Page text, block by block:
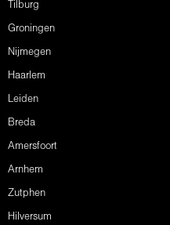
Tilburg
Groningen
Nijmegen
Haarlem
Leiden
Breda
Amersfoort
Arnhem
Zutphen
Hilversum